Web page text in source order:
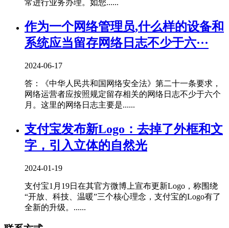
常进行业务办理。如您......
作为一个网络管理员,什么样的设备和
系统应当留存网络日志不少于六···
2024-06-17
答：《中华人民共和国网络安全法》第二十一条要求，
网络运营者应按照规定留存相关的网络日志不少于六个
月。这里的网络日志主要是......
支付宝发布新Logo：去掉了外框和文
字，引入立体的自然光
2024-01-19
支付宝1月19日在其官方微博上宣布更新Logo，称围绕
“开放、科技、温暖”三个核心理念，支付宝的Logo有了
全新的升级。......